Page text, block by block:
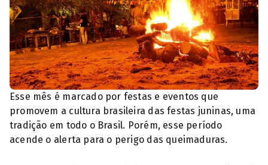
Esse mês é marcado por festas e eventos que
promovem a cultura brasileira das festas juninas, uma
tradição em todo o Brasil. Porém, esse período
acende o alerta para o perigo das queimaduras.